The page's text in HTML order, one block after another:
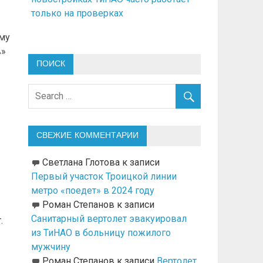
только на проверках
ПОИСК
СВЕЖИЕ КОММЕНТАРИИ
Светлана Глотовак записи
Первый участок Троицкой линии
метро «поедет» в 2024 году
Роман Степанов к записи
Санитарный вертолет эвакуировал
из ТиНАО в больницу пожилого
мужчину